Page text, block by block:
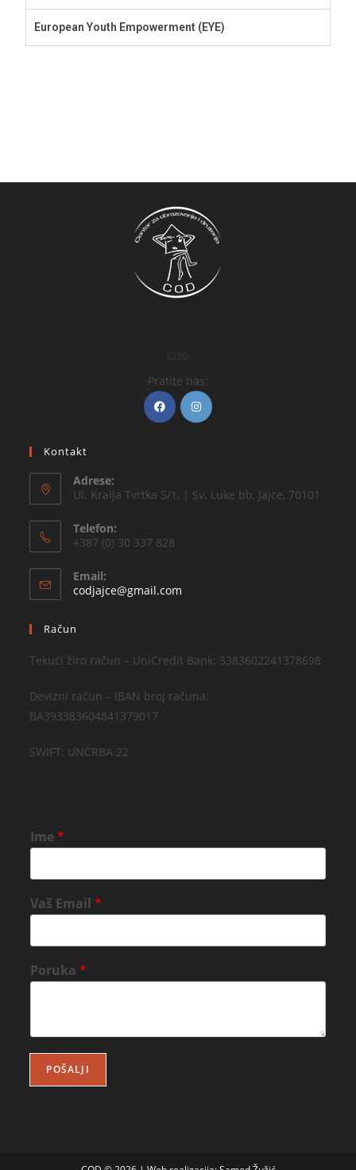
European Youth Empowerment (EYE)
Pratite nas:
Kontakt
Adrese:
Ul. Kralja Tvrtka 5/1, | Sv. Luke bb, Jajce, 70101
Telefon:
+387 (0) 30 337 828
Email:
codjajce@gmail.com
Račun
Tekući žiro račun – UniCredit Bank: 3383602241378698
Devizni račun – IBAN broj računa:
BA393383604841379017
SWIFT: UNCRBA 22
Ime*
Vaš Email*
Poruka*
POŠALJI